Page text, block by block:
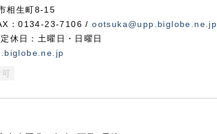
相生町8-15
：0134-23-7106 /ootsuka@upp.biglobe.ne.jp
休日：土曜日・日曜日